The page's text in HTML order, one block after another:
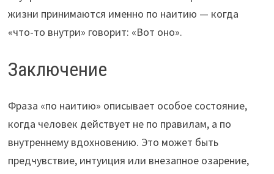
жизни принимаются именно по наитию — когда
«что-то внутри» говорит: «Вот оно».
Заключение
Фраза «по наитию» описывает особое состояние,
когда человек действует не по правилам, а по
внутреннему вдохновению. Это может быть
предчувствие, интуиция или внезапное озарение,